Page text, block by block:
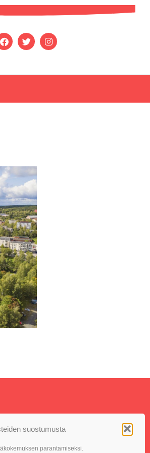
suostumusta
parantamiseksi.